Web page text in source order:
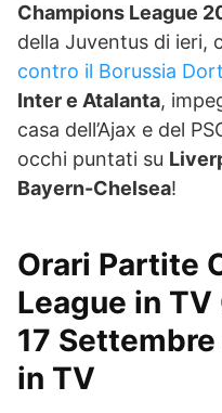
Champions League
della Juventus di ieri,
contro il Borussia
Inter e Atalanta,
casa dell’Ajax e del
occhi puntati su
Bayern-Chelsea!
Orari Partite
League in
17
in TV